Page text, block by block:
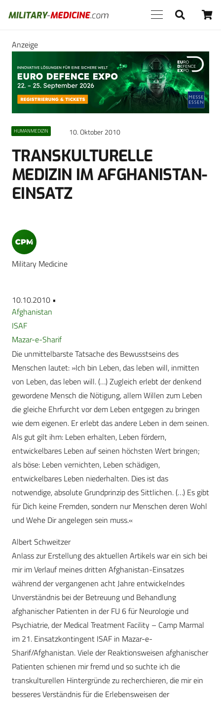
Anzeige
HUMANMEDIZIN 10. Oktober 2010
TRANSKULTURELLE
MEDIZIN IM AFGHANISTAN-
EINSATZ
Military Medicine
10.10.2010 •
Afghanistan
ISAF
Mazar-e-Sharif
Die unmittelbarste Tatsache des Bewusstseins des
Menschen lautet: »Ich bin Leben, das leben will, inmitten
von Leben, das leben will. (…) Zugleich erlebt der denkend
gewordene Mensch die Nötigung, allem Willen zum Leben
die gleiche Ehrfurcht vor dem Leben entgegen zu bringen
wie dem eigenen. Er erlebt das andere Leben in dem seinen.
Als gut gilt ihm: Leben erhalten, Leben fördern,
entwickelbares Leben auf seinen höchsten Wert bringen;
als böse: Leben vernichten, Leben schädigen,
entwickelbares Leben niederhalten. Dies ist das
notwendige, absolute Grundprinzip des Sittlichen. (…) Es gibt
für Dich keine Fremden, sondern nur Menschen deren Wohl
und Wehe Dir angelegen sein muss.«
Albert Schweitzer
Anlass zur Erstellung des aktuellen Artikels war ein sich bei
mir im Verlauf meines dritten Afghanistan-Einsatzes
während der vergangenen acht Jahre entwickelndes
Unverständnis bei der Betreuung und Behandlung
afghanischer Patienten in der FU 6 für Neurologie und
Psychiatrie, der Medical Treatment Facility – Camp Marmal
im 21. Einsatzkontingent ISAF in Mazar-e-
Sharif/Afghanistan. Viele der Reaktionsweisen afghanischer
Patienten schienen mir fremd und so suchte ich die
transkulturellen Hintergründe zu recherchieren, die mir ein
besseres Verständnis für die Erlebensweisen der